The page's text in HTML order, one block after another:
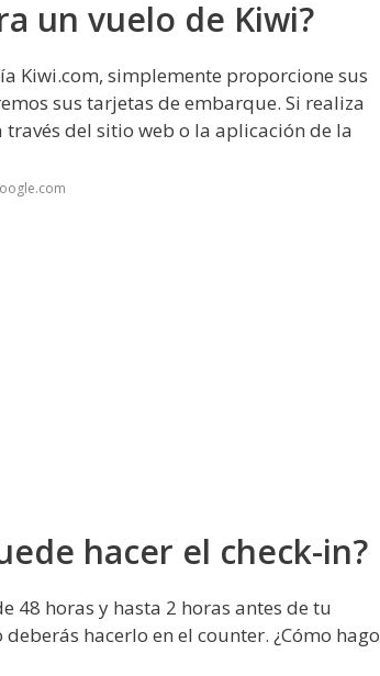
un vuelo de Kiwi?
Kiwi.com, simplemente proporcione sus
sus tarjetas de embarque. Si realiza
del sitio web o la aplicación de la
hacer el check-in?
48 horas y hasta 2 horas antes de tu
hacerlo en el counter. ¿Cómo hago